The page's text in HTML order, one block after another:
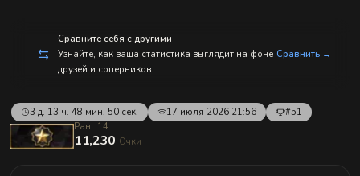
Сравните себя с другими
Узнайте, как ваша статистика выглядит на фоне
друзей и соперников
Сравнить →
3 д. 13 ч. 48 мин. 50 сек. 17 июля 2026 21:56
#51
Ранг 14
11,230 Очки